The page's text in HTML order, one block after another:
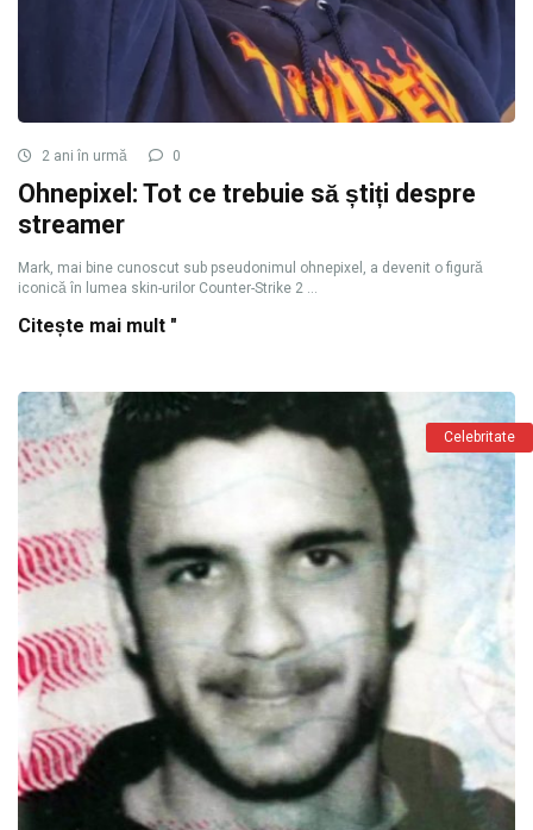
2 ani în urmă 0
Ohnepixel: Tot ce trebuie să știți despre
streamer
Mark, mai bine cunoscut sub pseudonimul ohnepixel, a devenit o figură
iconică în lumea skin-urilor Counter-Strike 2 ...
Citește mai mult "
Celebritate